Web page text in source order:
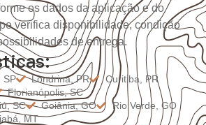
os dados da aplicação e do
verifica disponibilidade, condição
de entrega.
SP Londrina, PR
Curitiba, PR
Florianópolis, SC
SC
Goiânia, GO
Rio Verde, GO
MT